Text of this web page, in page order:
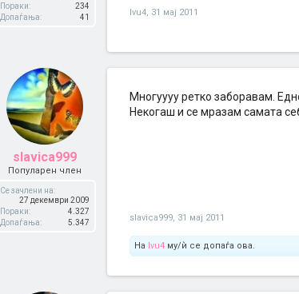
Пораки:
234
Допаѓања:
41 Ivu4, 31 мај 2011
slavica999
Популарен член
Се зачлени на:
27 декември 2009
Пораки:
4.327
Допаѓања:
5.347
Многуууу ретко заборавам.
Некогаш и се мразам самата
slavica999, 31 мај 2011
На Ivu4 му/ѝ се допаѓа ова.